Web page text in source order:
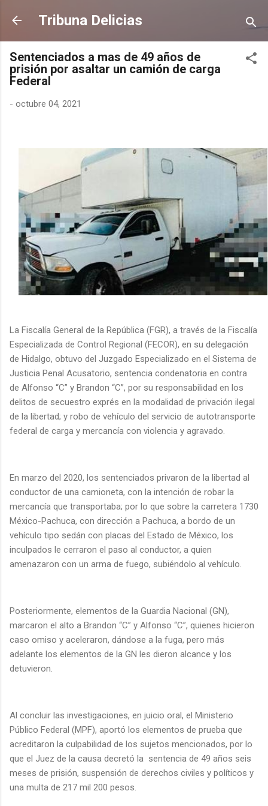
Ir al contenido principal
Tribuna Delicias
Sentenciados a mas de 49 años de
prisión por asaltar un camión de carga
Federal
- octubre 04, 2021
La Fiscalía General de la República (FGR), a través de la Fiscalía
Especializada de Control Regional (FECOR), en su delegación
de Hidalgo, obtuvo del Juzgado Especializado en el Sistema de
Justicia Penal Acusatorio, sentencia condenatoria en contra
de Alfonso “C” y Brandon “C”, por su responsabilidad en los
delitos de secuestro exprés en la modalidad de privación ilegal
de la libertad; y robo de vehículo del servicio de autotransporte
federal de carga y mercancía con violencia y agravado.
En marzo del 2020, los sentenciados privaron de la libertad al
conductor de una camioneta, con la intención de robar la
mercancía que transportaba; por lo que sobre la carretera 1730
México-Pachuca, con dirección a Pachuca, a bordo de un
vehículo tipo sedán con placas del Estado de México, los
inculpados le cerraron el paso al conductor, a quien
amenazaron con un arma de fuego, subiéndolo al vehículo.
Posteriormente, elementos de la Guardia Nacional (GN),
marcaron el alto a Brandon “C” y Alfonso “C”, quienes hicieron
caso omiso y aceleraron, dándose a la fuga, pero más
adelante los elementos de la GN les dieron alcance y los
detuvieron.
Al concluir las investigaciones, en juicio oral, el Ministerio
Público Federal (MPF), aportó los elementos de prueba que
acreditaron la culpabilidad de los sujetos mencionados, por lo
que el Juez de la causa decretó la sentencia de 49 años seis
meses de prisión, suspensión de derechos civiles y políticos y
una multa de 217 mil 200 pesos.